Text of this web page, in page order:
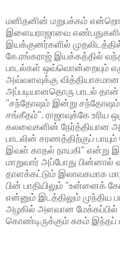
மனிதனின் மறுபக்கம்
இளையராஜாவை
இயக்குனர்களில்
கே.ரங்கராஜ் இயக்கத்தில்
பாடல்கள் ஒவ்வொன்றையும்
அவ்வளவுக்கு
அப்படியானதொரு பாடல் தான்
"சந்தோஷம் இன்று
சங்கீதம்". ராஜாவுக்கே உரிய
கலவைகளின் நேர்த்தியான
பாடலின் சரணத்திற்குப்
இவள் காதல் நாயகி" என்று
மாறுவார் அப்போது பின்னால்
தாளக்கட்டும் இலாவகமாக
பின் பாதியிலும் "உன்னைக்
என்னும் இடத்திலும் முந்திய
அழகில் அளவான மேக்கப்பில்
கொண்டிருக்கும் சுகம்